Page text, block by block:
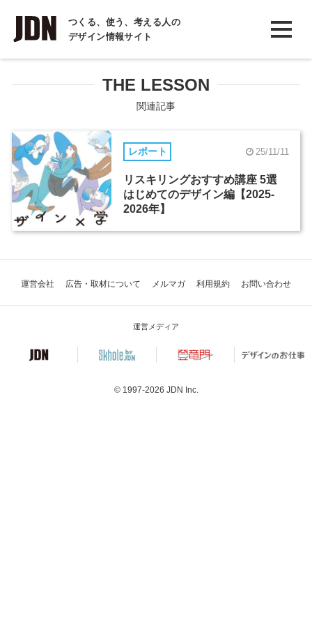
つくる、使う、考える人の
デザイン情報サイト
INTERVIEW
インタビュー
REPORT
COLUMN
コラム
THE LESSON
関連記事
レポート 25/11/11
リスキリングおすすめ講座 5選
はじめてのデザイン編【2025-
2026年】
運営会社 広告・取材について メルマガ 利用規約 お問い合わせ
運営メディア
© 1997-2026 JDN Inc.